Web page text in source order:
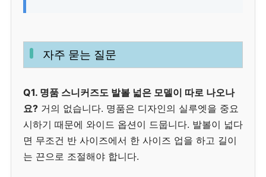
자주 묻는 질문
Q1. 명품 스니커즈도 발볼 넓은 모델이 따로 나오나
요? 거의 없습니다. 명품은 디자인의 실루엣을 중요
시하기 때문에 와이드 옵션이 드뭅니다. 발볼이 넓다
면 무조건 반 사이즈에서 한 사이즈 업을 하고 길이
는 끈으로 조절해야 합니다.